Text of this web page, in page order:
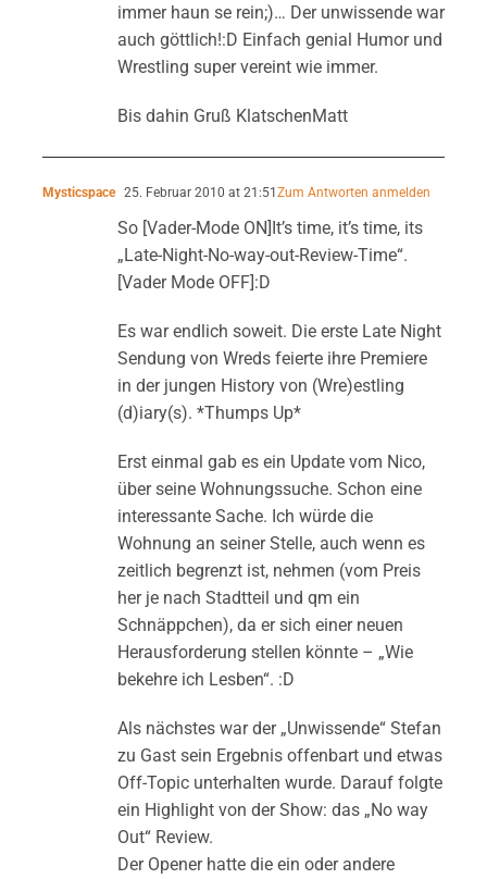
immer haun se rein;)… Der unwissende war
auch göttlich!:D Einfach genial Humor und
Wrestling super vereint wie immer.
Bis dahin Gruß KlatschenMatt
Mysticspace 25. Februar 2010 at 21:51Zum Antworten anmelden
So [Vader-Mode ON]It’s time, it’s time, its
„Late-Night-No-way-out-Review-Time“.
[Vader Mode OFF]:D
Es war endlich soweit. Die erste Late Night
Sendung von Wreds feierte ihre Premiere
in der jungen History von (Wre)estling
(d)iary(s). *Thumps Up*
Erst einmal gab es ein Update vom Nico,
über seine Wohnungssuche. Schon eine
interessante Sache. Ich würde die
Wohnung an seiner Stelle, auch wenn es
zeitlich begrenzt ist, nehmen (vom Preis
her je nach Stadtteil und qm ein
Schnäppchen), da er sich einer neuen
Herausforderung stellen könnte – „Wie
bekehre ich Lesben“. :D
Als nächstes war der „Unwissende“ Stefan
zu Gast sein Ergebnis offenbart und etwas
Off-Topic unterhalten wurde. Darauf folgte
ein Highlight von der Show: das „No way
Out“ Review.
Der Opener hatte die ein oder andere